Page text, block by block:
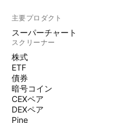
主要プロダクト
スーパーチャート
スクリーナー
株式
ETF
債券
暗号コイン
CEXペア
DEXペア
Pine